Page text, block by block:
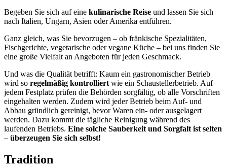
Begeben Sie sich auf eine kulinarische Reise und lassen Sie sich
nach Italien, Ungarn, Asien oder Amerika entführen.
Ganz gleich, was Sie bevorzugen – ob fränkische Spezialitäten,
Fischgerichte, vegetarische oder vegane Küche – bei uns finden Sie
eine große Vielfalt an Angeboten für jeden Geschmack.
Und was die Qualität betrifft: Kaum ein gastronomischer Betrieb
wird so regelmäßig kontrolliert wie ein Schaustellerbetrieb. Auf
jedem Festplatz prüfen die Behörden sorgfältig, ob alle Vorschriften
eingehalten werden. Zudem wird jeder Betrieb beim Auf- und
Abbau gründlich gereinigt, bevor Waren ein- oder ausgelagert
werden. Dazu kommt die tägliche Reinigung während des
laufenden Betriebs. Eine solche Sauberkeit und Sorgfalt ist selten
– überzeugen Sie sich selbst!
Tradition